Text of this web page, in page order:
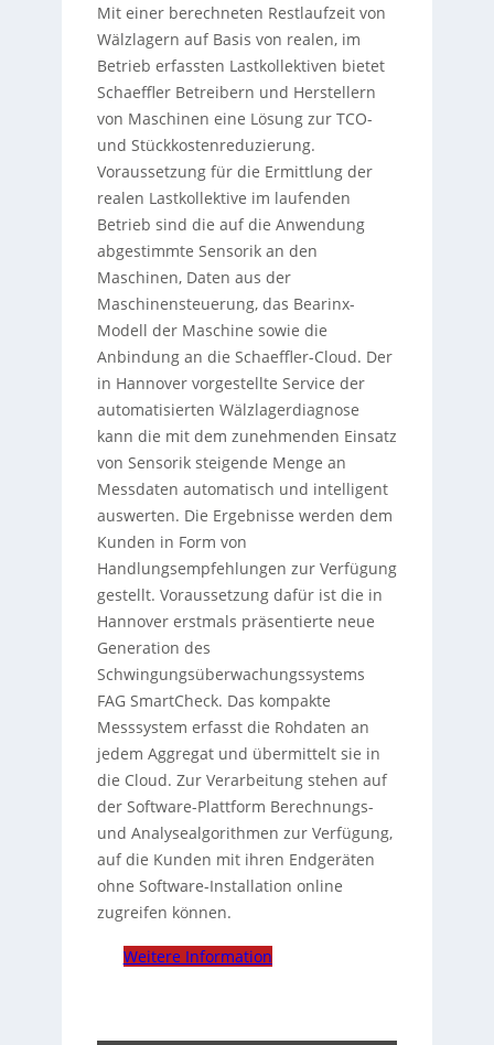
Mit einer berechneten Restlaufzeit von
Wälzlagern auf Basis von realen, im
Betrieb erfassten Lastkollektiven bietet
Schaeffler Betreibern und Herstellern
von Maschinen eine Lösung zur TCO-
und Stückkostenreduzierung.
Voraussetzung für die Ermittlung der
realen Lastkollektive im laufenden
Betrieb sind die auf die Anwendung
abgestimmte Sensorik an den
Maschinen, Daten aus der
Maschinensteuerung, das Bearinx-
Modell der Maschine sowie die
Anbindung an die Schaeffler-Cloud. Der
in Hannover vorgestellte Service der
automatisierten Wälzlagerdiagnose
kann die mit dem zunehmenden Einsatz
von Sensorik steigende Menge an
Messdaten automatisch und intelligent
auswerten. Die Ergebnisse werden dem
Kunden in Form von
Handlungsempfehlungen zur Verfügung
gestellt. Voraussetzung dafür ist die in
Hannover erstmals präsentierte neue
Generation des
Schwingungsüberwachungssystems
FAG SmartCheck. Das kompakte
Messsystem erfasst die Rohdaten an
jedem Aggregat und übermittelt sie in
die Cloud. Zur Verarbeitung stehen auf
der Software-Plattform Berechnungs-
und Analysealgorithmen zur Verfügung,
auf die Kunden mit ihren Endgeräten
ohne Software-Installation online
zugreifen können.
Weitere Information